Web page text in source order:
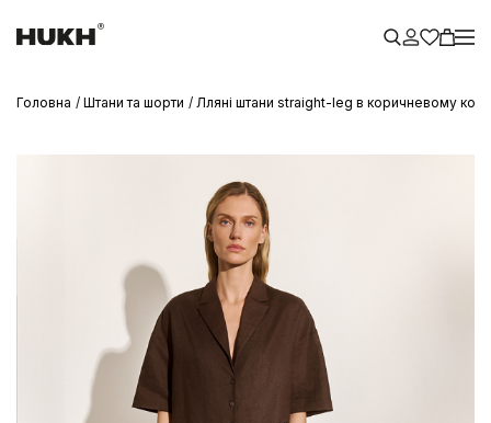
Головна Штани та шорти Лляні штани straight-leg в коричневому